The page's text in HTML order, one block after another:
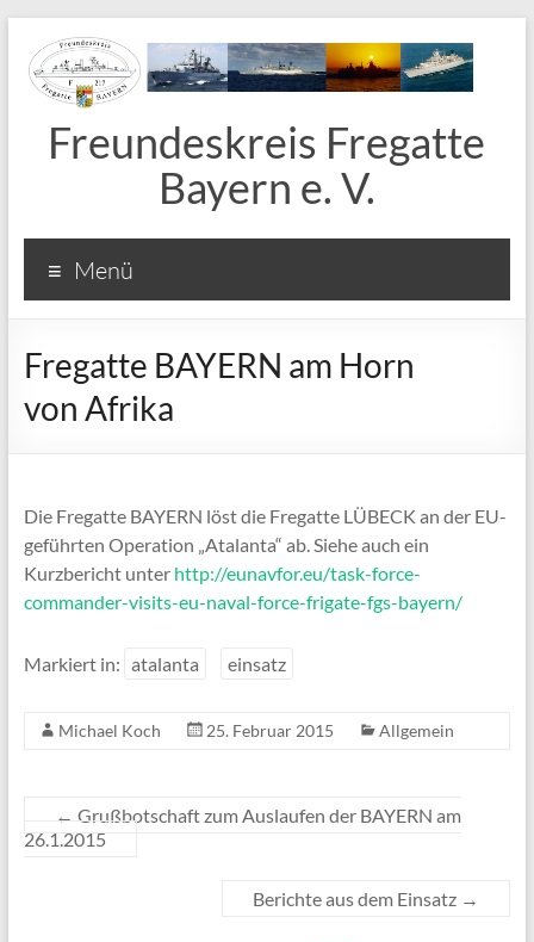
Freundeskreis Fregatte
Bayern e. V.
Menü
Fregatte BAYERN am Horn
von Afrika
Die Fregatte BAYERN löst die Fregatte LÜBECK an der EU-
geführten Operation „Atalanta“ ab. Siehe auch ein
Kurzbericht unter http://eunavfor.eu/task-force-
commander-visits-eu-naval-force-frigate-fgs-bayern/
Markiert in: atalanta einsatz
Michael Koch 25. Februar 2015 Allgemein
← Grußbotschaft zum Auslaufen der BAYERN am
26.1.2015
Berichte aus dem Einsatz →